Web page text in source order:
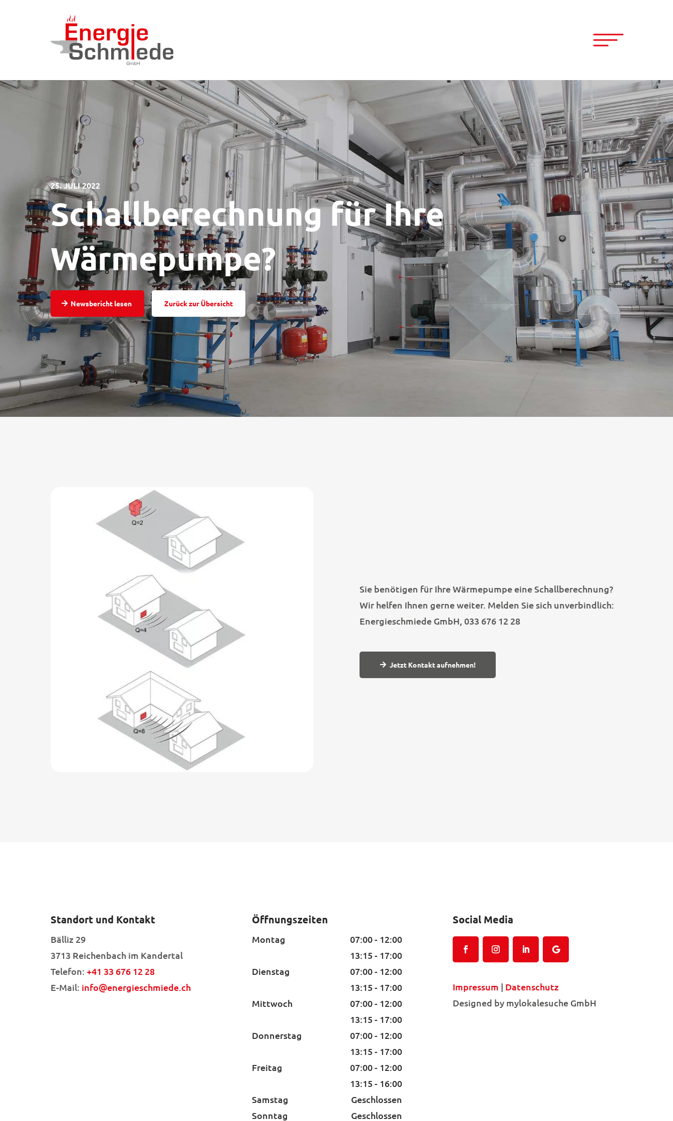
25. JULI 2022
Schallberechnung für Ihre
Wärmepumpe?
Newsbericht lesen Zurück zur Übersicht
Sie benötigen für Ihre Wärmepumpe eine Schallberechnung?
Wir helfen Ihnen gerne weiter. Melden Sie sich unverbindlich:
Energieschmiede GmbH, 033 676 12 28
Jetzt Kontakt aufnehmen!
Standort und Kontakt
Bälliz 29
3713 Reichenbach im Kandertal
Telefon: +41 33 676 12 28
E-Mail: info@energieschmiede.ch
Öffnungszeiten
Montag
07:00 - 12:00
13:15 - 17:00
Dienstag
07:00 - 12:00
13:15 - 17:00
Mittwoch
07:00 - 12:00
13:15 - 17:00
Donnerstag
07:00 - 12:00
13:15 - 17:00
Freitag
07:00 - 12:00
13:15 - 16:00
Samstag
Geschlossen
Sonntag
Geschlossen
Social Media
Impressum | Datenschutz
Designed by mylokalesuche GmbH